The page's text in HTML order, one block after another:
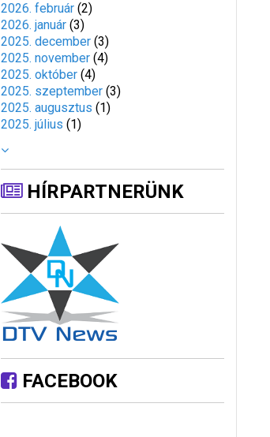
2026. február (2)
2026. január (3)
2025. december (3)
2025. november (4)
2025. október (4)
2025. szeptember (3)
2025. augusztus (1)
2025. július (1)
HÍRPARTNERÜNK
FACEBOOK